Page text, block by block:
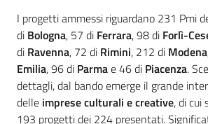
I progetti ammessi riguardano 231 Pmi
di Bologna, 57 di Ferrara, 98 di Forlì-
di Ravenna, 72 di Rimini, 212 di Modena
Emilia, 96 di Parmae 46 di Piacenza.
dettagli, dal bando emerge il grande
delle imprese culturali e creative, di cui
193 progetti dei 224 presentati.